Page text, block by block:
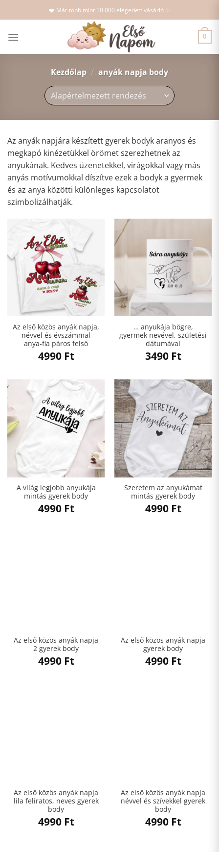
to
❤️ Már több mint 10.000 elégedett vásárló ✨
0
Kezdőlap / anyák napja body
Az anyák napjára készített gyerek bodyk aranyos és
megkapó kinézetükkel örömet szerezhetnek az
anyukának. Kedves üzenetekkel, virágokkal vagy más
anyás motívumokkal díszítve ezek a bodyk a gyermek
és az anya közötti különleges kapcsolatot
szimbolizálhatják.
Az első közös anyák napja,
névvel és évszámmal
anya-fia páros felső
4990 Ft
… anyukája bögre,
gyermek nevével, születési
dátumával
3490 Ft
A világ legjobb anyukája
mintás gyerek body
4990 Ft
Szeretem az anyukámat
mintás gyerek body
4990 Ft
Az első közös anyák napja
2 gyerek body
4990 Ft
Az első közös anyák napja
gyerek body
4990 Ft
Az első közös anyák napja
lila feliratos, neves gyerek
body
4990 Ft
Az első közös anyák napja
névvel és szívekkel gyerek
body
4990 Ft